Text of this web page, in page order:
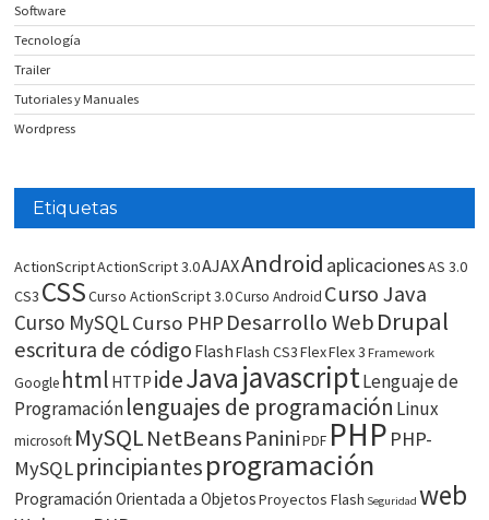
Software
Tecnología
Trailer
Tutoriales y Manuales
Wordpress
Etiquetas
ActionScriptActionScript 3.0AJAXAndroid aplicacionesAS 3.0
CS3 CSSCurso ActionScript 3.0Curso Android Curso Java
Curso MySQLCurso PHP Desarrollo WebDrupal
escritura de código FlashFlash CS3FlexFlex 3 Framework
Google html HTTP ideJavajavascriptLenguaje de
Programaciónlenguajes de programación Linux
microsoft MySQLNetBeans Panini PDF PHP PHP-
MySQLprincipiantesprogramación
Programación Orientada a ObjetosProyectos Flash Seguridad web